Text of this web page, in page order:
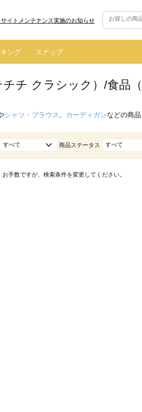
イトメンテナンス実施のお知らせ
ング スナップ
チ クラシック）/食品
シャツ・ブラウス カーディガンなどの商
すべて 商品ステータス すべて
手数ですが、検索条件を変更してください。